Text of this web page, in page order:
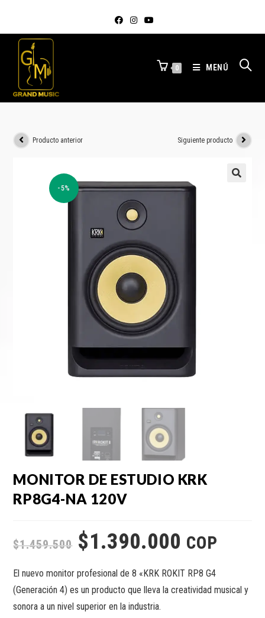
0 MENÚ
-5%
Producto anterior Siguiente producto
MONITOR DE ESTUDIO KRK
RP8G4-NA 120V
$1.459.500 $1.390.000 COP
El nuevo monitor profesional de 8 «KRK ROKIT RP8 G4
(Generación 4) es un producto que lleva la creatividad musical y
sonora a un nivel superior en la industria.